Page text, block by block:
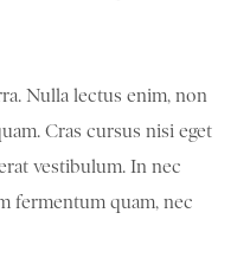
Nulla lectus enim, non
Cras cursus nisi eget
vestibulum. In nec
fermentum quam, nec